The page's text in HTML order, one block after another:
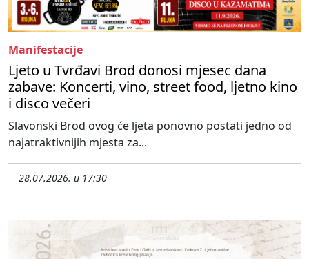
Manifestacije
Ljeto u Tvrđavi Brod donosi mjesec dana
zabave: Koncerti, vino, street food, ljetno kino
i disco večeri
Slavonski Brod ovog će ljeta ponovno postati jedno od
najatraktivnijih mjesta za...
28.07.2026. u 17:30